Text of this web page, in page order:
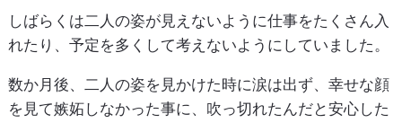
しばらくは二人の姿が見えないように仕事をたくさん入
れたり、予定を多くして考えないようにしていました。
数か月後、二人の姿を見かけた時に涙は出ず、幸せな顔
を見て嫉妬しなかった事に、吹っ切れたんだと安心した